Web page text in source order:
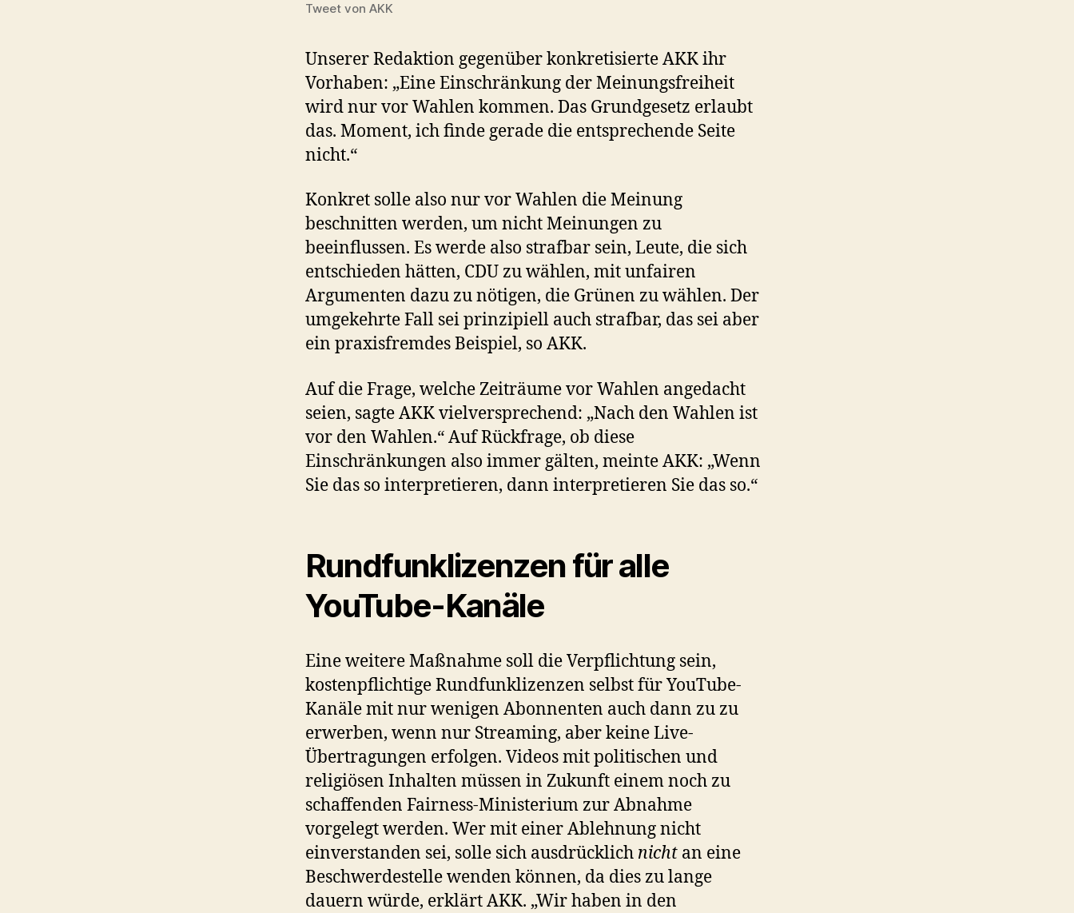
Tweet von AKK
Unserer Redaktion gegenüber konkretisierte AKK ihr
Vorhaben: „Eine Einschränkung der Meinungsfreiheit
wird nur vor Wahlen kommen. Das Grundgesetz erlaubt
das. Moment, ich finde gerade die entsprechende Seite
nicht.“
Konkret solle also nur vor Wahlen die Meinung
beschnitten werden, um nicht Meinungen zu
beeinflussen. Es werde also strafbar sein, Leute, die sich
entschieden hätten, CDU zu wählen, mit unfairen
Argumenten dazu zu nötigen, die Grünen zu wählen. Der
umgekehrte Fall sei prinzipiell auch strafbar, das sei aber
ein praxisfremdes Beispiel, so AKK.
Auf die Frage, welche Zeiträume vor Wahlen angedacht
seien, sagte AKK vielversprechend: „Nach den Wahlen ist
vor den Wahlen.“ Auf Rückfrage, ob diese
Einschränkungen also immer gälten, meinte AKK: „Wenn
Sie das so interpretieren, dann interpretieren Sie das so.“
Rundfunklizenzen für alle
YouTube-Kanäle
Eine weitere Maßnahme soll die Verpflichtung sein,
kostenpflichtige Rundfunklizenzen selbst für YouTube-
Kanäle mit nur wenigen Abonnenten auch dann zu zu
erwerben, wenn nur Streaming, aber keine Live-
Übertragungen erfolgen. Videos mit politischen und
religiösen Inhalten müssen in Zukunft einem noch zu
schaffenden Fairness-Ministerium zur Abnahme
vorgelegt werden. Wer mit einer Ablehnung nicht
einverstanden sei, solle sich ausdrücklich nicht an eine
Beschwerdestelle wenden können, da dies zu lange
dauern würde, erklärt AKK. „Wir haben in den